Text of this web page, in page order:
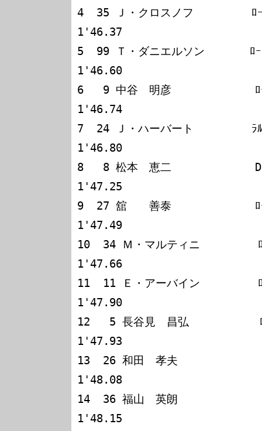
4  35 Ｊ・クロスノフ         ﾛｰ
1'46.37
5  99 Ｔ・ダニエルソン       ﾛｰ
1'46.60
6   9 中谷　明彦             ﾛｰﾗ
1'46.74
7  24 Ｊ・ハーバート         ﾗﾙ
1'46.80
8   8 松本　恵二
1'47.25
9  27 舘　　善泰             ﾛｰ
1'47.49
10  34 Ｍ・マルティニ         ﾛ
1'47.66
11  11 Ｅ・アーバイン         ﾛ
1'47.90
12   5 長谷見　昌弘           ﾛ
1'47.93
13  26 和田　孝夫             ﾛ
1'48.08
14  36 福山　英朗             ﾛ
1'48.15